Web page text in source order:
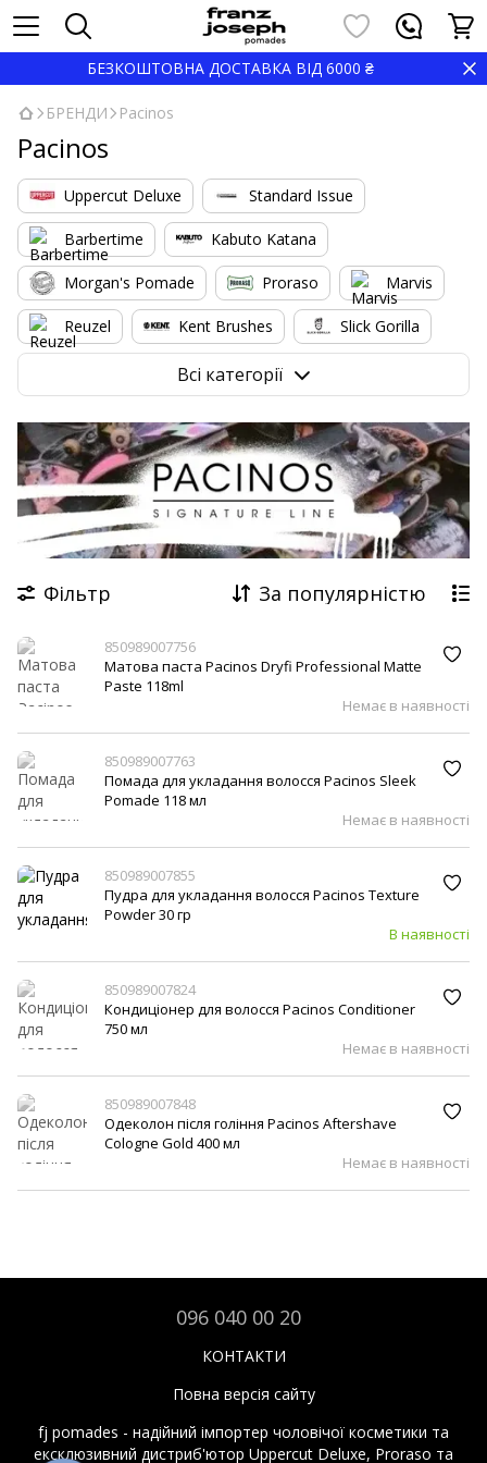
БЕЗКОШТОВНА ДОСТАВКА ВІД 6000 ₴
БРЕНДИ Pacinos
Pacinos
Uppercut Deluxe Standard Issue
Barbertime Kabuto Katana
Morgan's Pomade Proraso Marvis
Reuzel Kent Brushes Slick Gorilla
Marmara
Barbicide High Top Capes YOPE
Hawkins & Brimble American Crew
Dapper Dan Floid Derby
Comair
Всі категорії
Фільтр За популярністю
850989007756
Матова паста Pacinos Dryfi Professional Matte
Paste 118ml
Немає в наявності
850989007763
Помада для укладання волосся Pacinos Sleek
Pomade 118 мл
Немає в наявності
850989007855
Пудра для укладання волосся Pacinos Texture
Powder 30 гр
В наявності
850989007824
Кондиціонер для волосся Pacinos Conditioner
750 мл
Немає в наявності
850989007848
Одеколон після гоління Pacinos Aftershave
Cologne Gold 400 мл
Немає в наявності
096 040 00 20
КОНТАКТИ
Повна версія сайту
fj pomades - надійний імпортер чоловічої косметики та
ексклюзивний дистриб'ютор Uppercut Deluxe, Proraso та